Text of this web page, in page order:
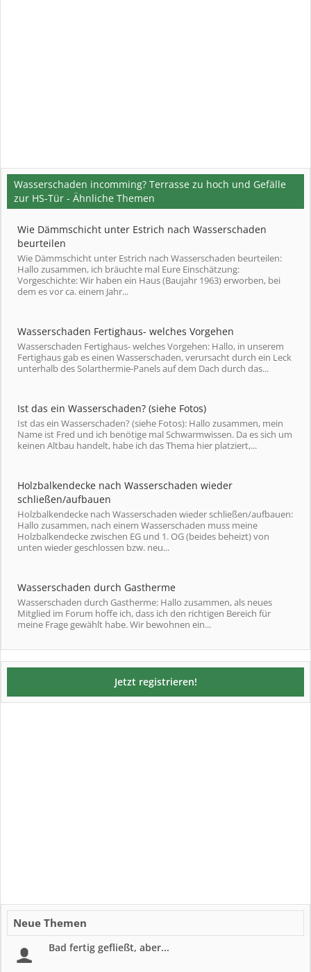
Wasserschaden incomming? Terrasse zu hoch und Gefälle
zur HS-Tür - Ähnliche Themen
Wie Dämmschicht unter Estrich nach Wasserschaden
beurteilen
Wie Dämmschicht unter Estrich nach Wasserschaden beurteilen:
Hallo zusammen, ich bräuchte mal Eure Einschätzung:
Vorgeschichte: Wir haben ein Haus (Baujahr 1963) erworben, bei
dem es vor ca. einem Jahr...
Wasserschaden Fertighaus- welches Vorgehen
Wasserschaden Fertighaus- welches Vorgehen: Hallo, in unserem
Fertighaus gab es einen Wasserschaden, verursacht durch ein Leck
unterhalb des Solarthermie-Panels auf dem Dach durch das...
Ist das ein Wasserschaden? (siehe Fotos)
Ist das ein Wasserschaden? (siehe Fotos): Hallo zusammen, mein
Name ist Fred und ich benötige mal Schwarmwissen. Da es sich um
keinen Altbau handelt, habe ich das Thema hier platziert,...
Holzbalkendecke nach Wasserschaden wieder
schließen/aufbauen
Holzbalkendecke nach Wasserschaden wieder schließen/aufbauen:
Hallo zusammen, nach einem Wasserschaden muss meine
Holzbalkendecke zwischen EG und 1. OG (beides beheizt) von
unten wieder geschlossen bzw. neu...
Wasserschaden durch Gastherme
Wasserschaden durch Gastherme: Hallo zusammen, als neues
Mitglied im Forum hoffe ich, dass ich den richtigen Bereich für
meine Frage gewählt habe. Wir bewohnen ein...
Jetzt registrieren!
Neue Themen
Bad fertig gefließt, aber...